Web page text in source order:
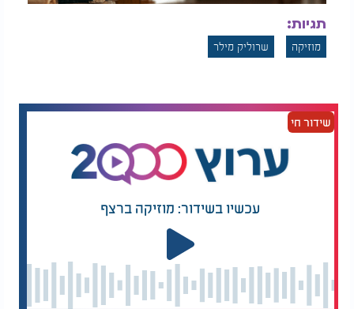
תגיות:
מוזיקה שרוליק מילר
שידור חי
עכשיו בשידור: מוזיקה ברצף